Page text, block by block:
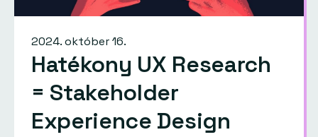
2024. október 16.
Hatékony UX Research
= Stakeholder
Experience Design